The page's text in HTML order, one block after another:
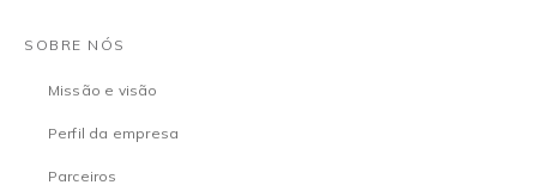
SOBRE NÓS
Missão e visão
Perfil da empresa
Parceiros